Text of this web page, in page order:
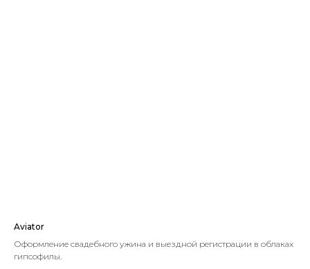
Aviator
Оформление свадебного ужина и выездной регистрации в облаках
гипсофилы.